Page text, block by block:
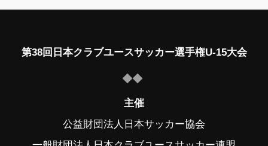
第38回日本クラブユースサッカー選手権U-15大会
主催
公益財団法人日本サッカー協会